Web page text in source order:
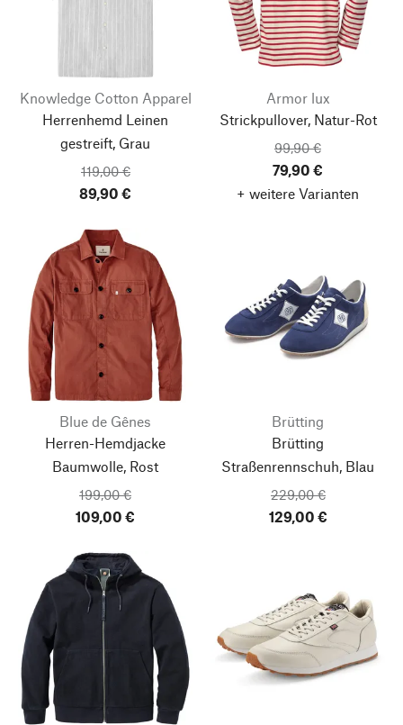
Knowledge Cotton Apparel
Herrenhemd Leinen
gestreift, Grau
119,00 €
89,90 €
Armor lux
Strickpullover, Natur-Rot
99,90 €
79,90 €
+ weitere Varianten
Blue de Gênes
Herren-Hemdjacke
Baumwolle, Rost
199,00 €
109,00 €
Brütting
Brütting
Straßenrennschuh, Blau
229,00 €
129,00 €